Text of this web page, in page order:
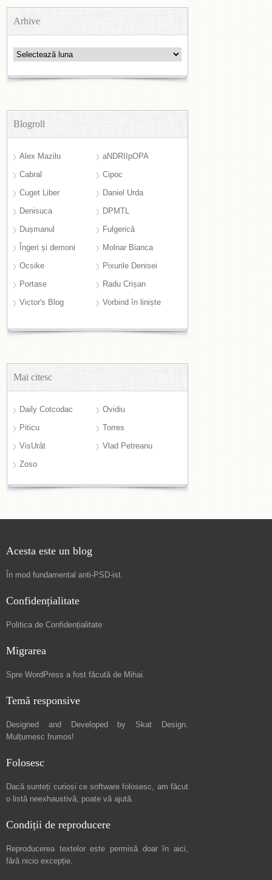
Arhive
Arhive
Blogroll
Alex Mazilu
aNDRIIpOPA
Cabral
Cipoc
Cuget Liber
Daniel Urda
Denisuca
DPMTL
Dușmanul
Fulgerică
Îngeri și demoni
Molnar Bianca
Ocsike
Pixurile Denisei
Portase
Radu Crișan
Victor's Blog
Vorbind în liniște
Mai citesc
Daily Cotcodac
Ovidiu
Piticu
Torres
VisUrât
Vlad Petreanu
Zoso
Acesta este un blog
În mod fundamental anti-PSD-ist.
Confidențialitate
Politica de Confidențialitate
Migrarea
Spre WordPress a fost făcută de Mihai.
Temă responsive
Designed and Developed by Skat Design.
Mulțumesc frumos!
Folosesc
Dacă sunteți curioși ce software folosesc, am făcut
o listă neexhaustivă, poate vă ajută.
Condiții de reproducere
Reproducerea textelor este permisă doar în aici,
fără nicio excepție.